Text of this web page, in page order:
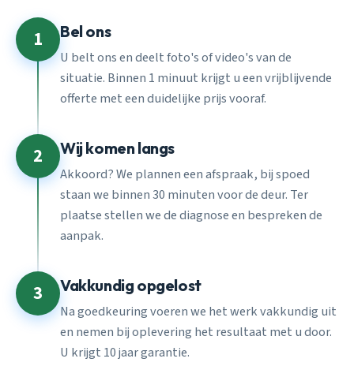
1 Bel ons
U belt ons en deelt foto's of video's van de
situatie. Binnen 1 minuut krijgt u een vrijblijvende
offerte met een duidelijke prijs vooraf.
2 Wij komen langs
Akkoord? We plannen een afspraak, bij spoed
staan we binnen 30 minuten voor de deur. Ter
plaatse stellen we de diagnose en bespreken de
aanpak.
3 Vakkundig opgelost
Na goedkeuring voeren we het werk vakkundig uit
en nemen bij oplevering het resultaat met u door.
U krijgt 10 jaar garantie.